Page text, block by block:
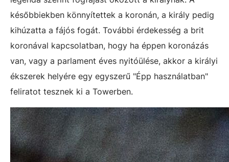
későbbiekben könnyítettek a koronán, a király pedig
kihúzatta a fájós fogát. További érdekesség a brit
koronával kapcsolatban, hogy ha éppen koronázás
van, vagy a parlament éves nyitóülése, akkor a királyi
ékszerek helyére egy egyszerű "Épp használatban"
feliratot tesznek ki a Towerben.